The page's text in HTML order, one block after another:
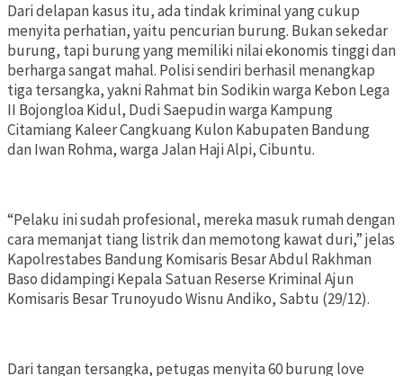
Dari delapan kasus itu, ada tindak kriminal yang cukup
menyita perhatian, yaitu pencurian burung. Bukan sekedar
burung, tapi burung yang memiliki nilai ekonomis tinggi dan
berharga sangat mahal. Polisi sendiri berhasil menangkap
tiga tersangka, yakni Rahmat bin Sodikin warga Kebon Lega
II Bojongloa Kidul, Dudi Saepudin warga Kampung
Citamiang Kaleer Cangkuang Kulon Kabupaten Bandung
dan Iwan Rohma, warga Jalan Haji Alpi, Cibuntu.
“Pelaku ini sudah profesional, mereka masuk rumah dengan
cara memanjat tiang listrik dan memotong kawat duri,” jelas
Kapolrestabes Bandung Komisaris Besar Abdul Rakhman
Baso didampingi Kepala Satuan Reserse Kriminal Ajun
Komisaris Besar Trunoyudo Wisnu Andiko, Sabtu (29/12).
Dari tangan tersangka, petugas menyita 60 burung love